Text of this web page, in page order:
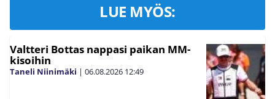
LUE MYÖS:
Valtteri Bottas nappasi paikan MM-
kisoihin
Taneli Niinimäki | 06.08.2026 12:49